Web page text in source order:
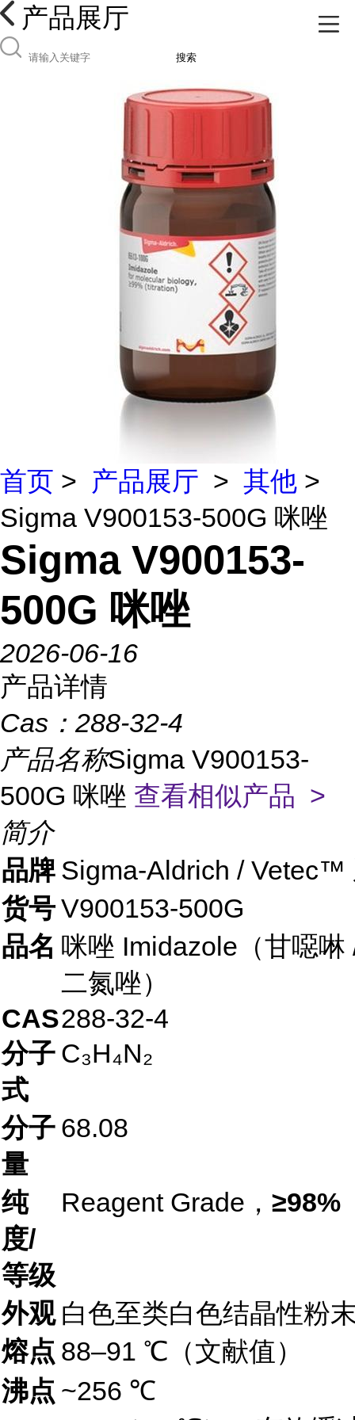
产品展厅
搜索
首页 > 产品展厅 > 其他 >
Sigma V900153-500G 咪唑
Sigma V900153-
500G 咪唑
2026-06-16
产品详情
Cas： 288-32-4
产品名称Sigma V900153-
500G 咪唑 查看相似产品 >
简介
品牌 Sigma-Aldrich / Vetec™
货号V900153-500G
品名 咪唑 Imidazole（甘噁啉
二氮唑）
CAS288-32-4
分子
式
C₃H₄N₂
分子
量
68.08
纯
度/
等级
Reagent Grade， ≥98%
外观 白色至类白色结晶性粉
熔点 88–91 ℃（文献值）
沸点 ~256 ℃